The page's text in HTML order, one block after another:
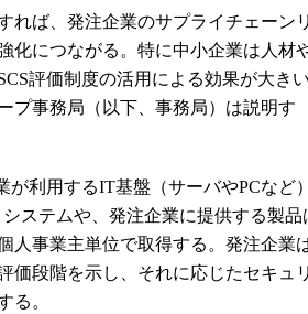
ば、発注企業のサプライチェーンリ
化につながる。特に中小企業は人材
評価制度の活用による効果が大きい
プ事務局（以下、事務局）は説明す
利用するIT基盤（サーバやPCなど）
ステムや、発注企業に提供する製品
人事業主単位で取得する。発注企業
価段階を示し、それに応じたセキュリ
る。